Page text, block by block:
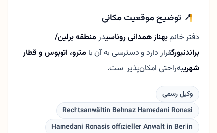
📍 توضیح موقعیت مکانی
دفتر خانمبهناز همدانی روناسیدرمنطقه برلین/
براندنبورگقرار دارد و دسترسی به آن با مترو، اتوبوس و قطار
شهریبه‌راحتی امکان‌پذیر است.
وکیل رسمی
Rechtsanwältin Behnaz Hamedani Ronasi
Hamedani Ronasis offizieller Anwalt in Berlin